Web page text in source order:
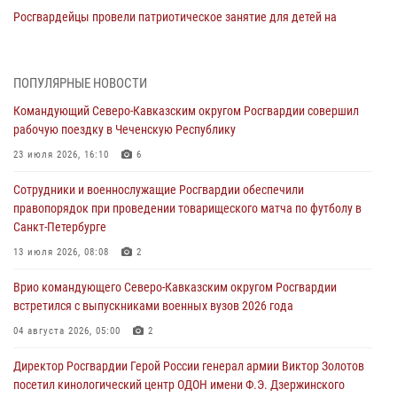
Росгвардейцы провели патриотическое занятие для детей на
юных воспитанников спортивной школы
08 августа 2026, 13:00
стен музея истории космонавтики в Калуге
08 августа 2026, 09:29
В Северо-Западном округе Росгвардии продолжаются мероприятия
08 августа 2026, 09:03 1
Росгвардейцы в ЛНР совершенствуют навыки тактической
08 августа 2026, 09:00
ПОПУЛЯРНЫЕ НОВОСТИ
Командующий Северо-Кавказским округом Росгвардии совершил
рабочую поездку в Чеченскую Республику
23 июля 2026, 16:10 6
Сотрудники и военнослужащие Росгвардии обеспечили
правопорядок при проведении товарищеского матча по футболу в
Санкт-Петербурге
13 июля 2026, 08:08 2
Врио командующего Северо-Кавказским округом Росгвардии
встретился с выпускниками военных вузов 2026 года
04 августа 2026, 05:00 2
Директор Росгвардии Герой России генерал армии Виктор Золотов
посетил кинологический центр ОДОН имени Ф.Э. Дзержинского